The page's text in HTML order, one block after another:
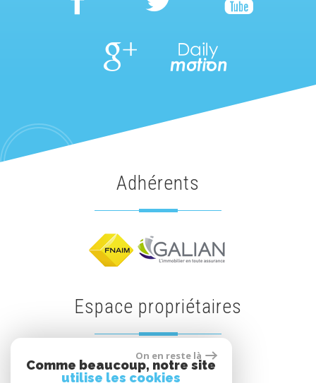
adhérents
espace propriétaires
Espace propriétaires
On en reste là
Comme beaucoup, notre site
utilise les cookies